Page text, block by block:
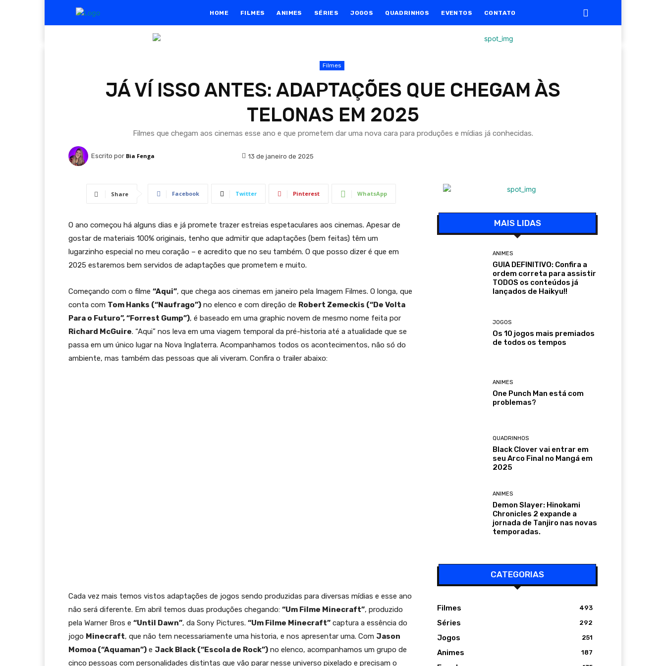
HOME FILMES ANIMES SÉRIES JOGOS QUADRINHOS EVENTOS CONTATO
Filmes
JÁ VÍ ISSO ANTES: ADAPTAÇÕES QUE CHEGAM ÀS
TELONAS EM 2025
Filmes que chegam aos cinemas esse ano e que prometem dar uma nova cara para produções e mídias já conhecidas.
Escrito por Bia Fenga 13 de janeiro de 2025
Share Facebook Twitter Pinterest WhatsApp
O ano começou há alguns dias e já promete trazer estreias espetaculares aos cinemas. Apesar de
gostar de materiais 100% originais, tenho que admitir que adaptações (bem feitas) têm um
lugarzinho especial no meu coração – e acredito que no seu também. O que posso dizer é que em
2025 estaremos bem servidos de adaptações que prometem e muito.
Começando com o filme “Aqui”, que chega aos cinemas em janeiro pela Imagem Filmes. O longa, que
conta com Tom Hanks (“Naufrago”) no elenco e com direção de Robert Zemeckis (“De Volta
Para o Futuro”, “Forrest Gump”), é baseado em uma graphic novem de mesmo nome feita por
Richard McGuire. “Aqui” nos leva em uma viagem temporal da pré-historia até a atualidade que se
passa em um único lugar na Nova Inglaterra. Acompanhamos todos os acontecimentos, não só do
ambiente, mas também das pessoas que ali viveram. Confira o trailer abaixo:
Cada vez mais temos vistos adaptações de jogos sendo produzidas para diversas mídias e esse ano
não será diferente. Em abril temos duas produções chegando: “Um Filme Minecraft”, produzido
pela Warner Bros e “Until Dawn”, da Sony Pictures. “Um Filme Minecraft” captura a essência do
jogo Minecraft, que não tem necessariamente uma historia, e nos apresentar uma. Com Jason
Momoa (“Aquaman”) e Jack Black (“Escola de Rock”) no elenco, acompanhamos um grupo de
cinco pessoas com personalidades distintas que vão parar nesse universo pixelado e precisam o
MAIS LIDAS
ANIMES
GUIA DEFINITIVO: Confira a
ordem correta para assistir
TODOS os conteúdos já
lançados de Haikyu!!
JOGOS
Os 10 jogos mais premiados
de todos os tempos
ANIMES
One Punch Man está com
problemas?
QUADRINHOS
Black Clover vai entrar em
seu Arco Final no Mangá em
2025
ANIMES
Demon Slayer: Hinokami
Chronicles 2 expande a
jornada de Tanjiro nas novas
temporadas.
CATEGORIAS
Filmes 493
Séries 292
Jogos 251
Animes 187